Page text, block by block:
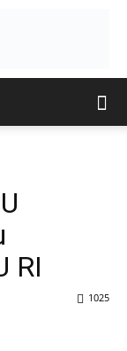
RI
1025